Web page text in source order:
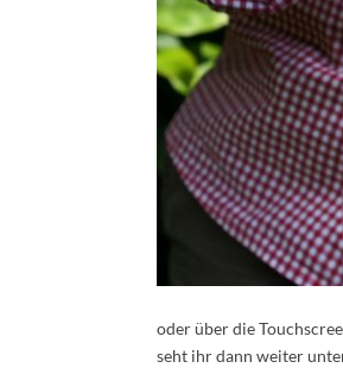
oder über die
seht ihr dann weiter